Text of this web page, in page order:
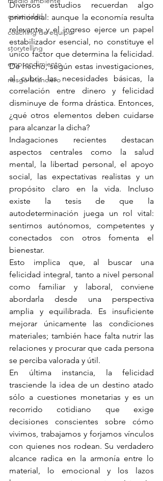
creatividad
coaching de equipo
storytelling
emprendimiento
riesgo financiero
Diversos estudios recuerdan algo
primordial: aunque la economía resulta
relevante y el ingreso ejerce un papel
estabilizador esencial, no constituye el
único factor que determina la felicidad.
De hecho, según estas investigaciones,
al cubrir las necesidades básicas, la
correlación entre dinero y felicidad
disminuye de forma drástica. Entonces,
¿qué otros elementos deben cuidarse
para alcanzar la dicha?
Indagaciones recientes destacan
aspectos centrales como la salud
mental, la libertad personal, el apoyo
social, las expectativas realistas y un
propósito claro en la vida. Incluso
existe la tesis de que la
autodeterminación juega un rol vital:
sentirnos autónomos, competentes y
conectados con otros fomenta el
bienestar.
Esto implica que, al buscar una
felicidad integral, tanto a nivel personal
como familiar y laboral, conviene
abordarla desde una perspectiva
amplia y equilibrada. Es insuficiente
mejorar únicamente las condiciones
materiales; también hace falta nutrir las
relaciones y procurar que cada persona
se perciba valorada y útil.
En última instancia, la felicidad
trasciende la idea de un destino atado
sólo a cuestiones monetarias y es un
recorrido cotidiano que exige
decisiones conscientes sobre cómo
vivimos, trabajamos y forjamos vínculos
con quienes nos rodean. Su verdadero
alcance radica en la armonía entre lo
material, lo emocional y los lazos